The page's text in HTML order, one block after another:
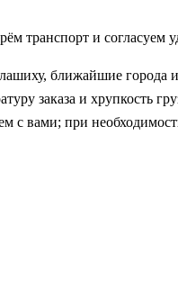
транспорт и согласуем
ближайшие
заказа и хрупкость
с вами; при